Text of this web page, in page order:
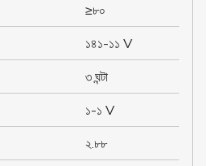
≥৮০
১৪১-১১ V
৩ ঘন্টা
১-১ V
২.৮৮